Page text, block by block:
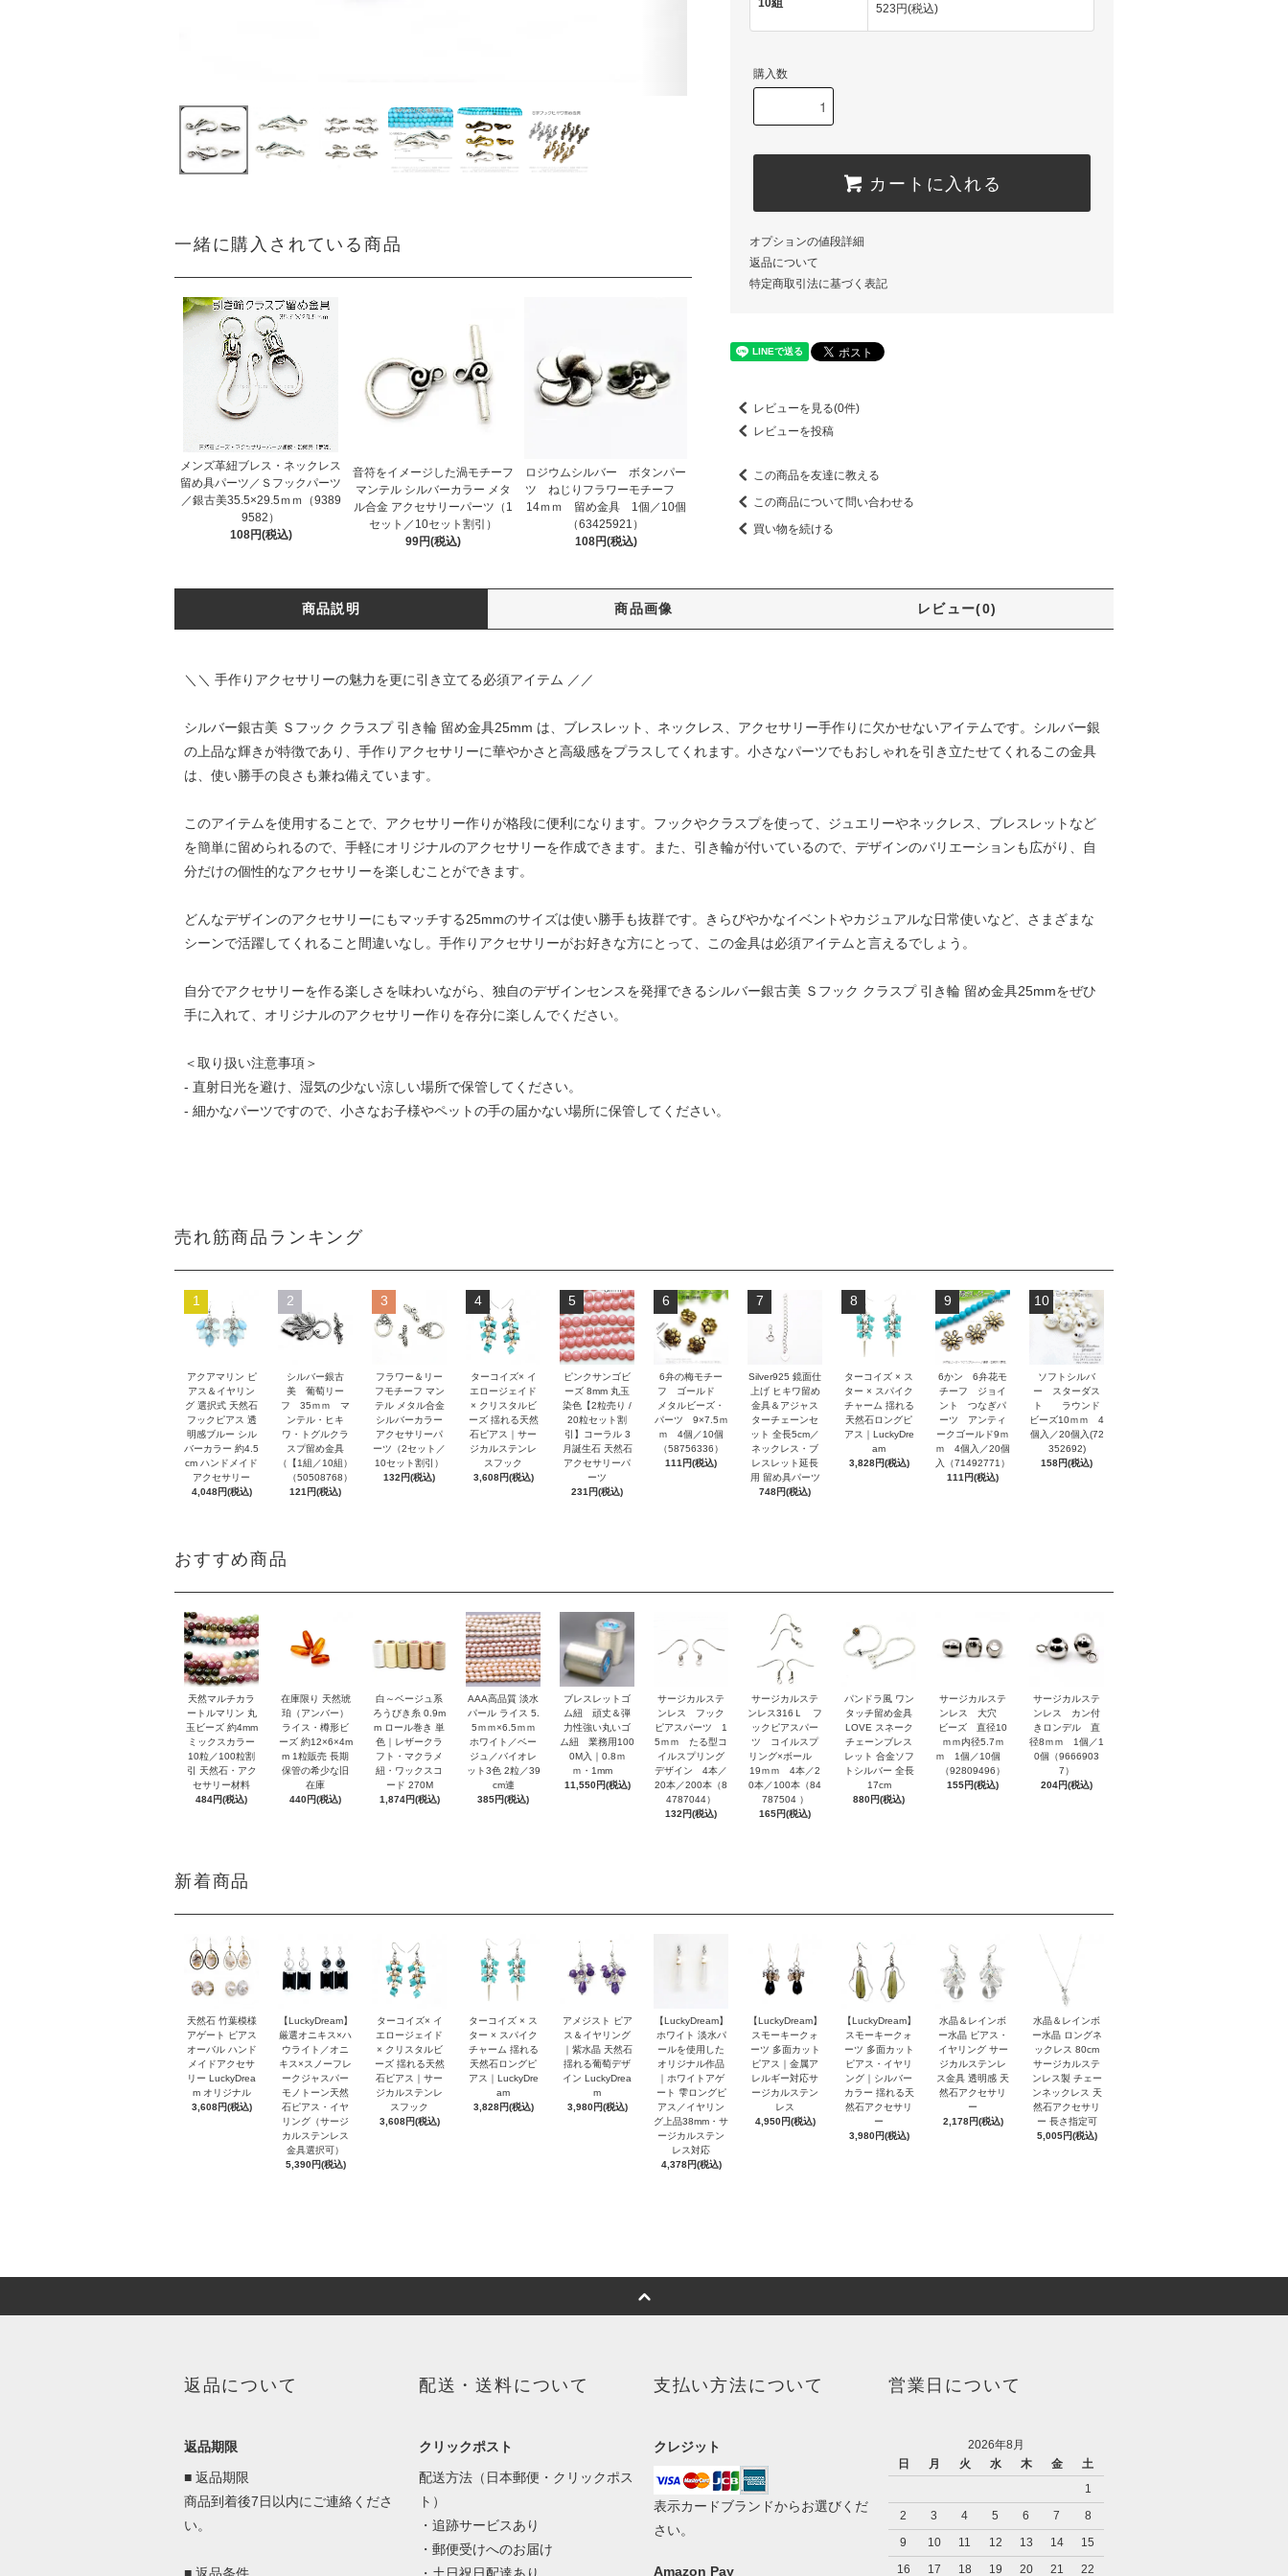
一緒に購入されている商品
メンズ革紐ブレス・ネックレス
留め具パーツ／Ｓフックパーツ
／銀古美35.5×29.5ｍｍ（9389
9582）
108円(税込)
音符をイメージした渦モチーフ
マンテル シルバーカラー メタ
ル合金 アクセサリーパーツ（1
セット／10セット割引）
99円(税込)
ロジウムシルバー ボタンパー
ツ ねじりフラワーモチーフ
14ｍｍ 留め金具 1個／10個
（63425921）
108円(税込)
10組 523円(税込)
購入数
カートに入れる
オプションの値段詳細
返品について
特定商取引法に基づく表記
レビューを見る(0件)
レビューを投稿
この商品を友達に教える
この商品について問い合わせる
買い物を続ける
商品説明 商品画像 レビュー(0)
＼＼ 手作りアクセサリーの魅力を更に引き立てる必須アイテム ／／
シルバー銀古美 Ｓフック クラスプ 引き輪 留め金具25mm は、ブレスレット、ネックレス、アクセサリー手作りに欠かせないアイテムです。シルバー銀
の上品な輝きが特徴であり、手作りアクセサリーに華やかさと高級感をプラスしてくれます。小さなパーツでもおしゃれを引き立たせてくれるこの金具
は、使い勝手の良さも兼ね備えています。
このアイテムを使用することで、アクセサリー作りが格段に便利になります。フックやクラスプを使って、ジュエリーやネックレス、ブレスレットなど
を簡単に留められるので、手軽にオリジナルのアクセサリーを作成できます。また、引き輪が付いているので、デザインのバリエーションも広がり、自
分だけの個性的なアクセサリーを楽しむことができます。
どんなデザインのアクセサリーにもマッチする25mmのサイズは使い勝手も抜群です。きらびやかなイベントやカジュアルな日常使いなど、さまざまな
シーンで活躍してくれること間違いなし。手作りアクセサリーがお好きな方にとって、この金具は必須アイテムと言えるでしょう。
自分でアクセサリーを作る楽しさを味わいながら、独自のデザインセンスを発揮できるシルバー銀古美 Ｓフック クラスプ 引き輪 留め金具25mmをぜひ
手に入れて、オリジナルのアクセサリー作りを存分に楽しんでください。
＜取り扱い注意事項＞
- 直射日光を避け、湿気の少ない涼しい場所で保管してください。
- 細かなパーツですので、小さなお子様やペットの手の届かない場所に保管してください。
売れ筋商品ランキング
1
アクアマリン ピ
アス＆イヤリン
グ 選択式 天然石
フックピアス 透
明感ブルー シル
バーカラー 約4.5
cm ハンドメイド
アクセサリー
4,048円(税込)
2
シルバー銀古
美 葡萄リー
フ 35ｍｍ マ
ンテル・ヒキ
ワ・トグルクラ
スプ留め金具
（【1組／10組）
（50508768）
121円(税込)
3
フラワー＆リー
フモチーフ マン
テル メタル合金
シルバーカラー
アクセサリーパ
ーツ（2セット／
10セット割引）
132円(税込)
4
ターコイズ× イ
エロージェイド
× クリスタルビ
ーズ 揺れる天然
石ピアス｜サー
ジカルステンレ
スフック
3,608円(税込)
5
ピンクサンゴビ
ーズ 8mm 丸玉
染色【2粒売り /
20粒セット割
引】コーラル 3
月誕生石 天然石
アクセサリーパ
ーツ
231円(税込)
6
6弁の梅モチー
フ ゴールド
メタルビーズ・
パーツ 9×7.5ｍ
ｍ 4個／10個
（58756336）
111円(税込)
7
Silver925 鏡面仕
上げ ヒキワ留め
金具＆アジャス
ターチェーンセ
ット 全長5cm／
ネックレス・ブ
レスレット延長
用 留め具パーツ
748円(税込)
8
ターコイズ × ス
ター × スパイク
チャーム 揺れる
天然石ロングピ
アス｜LuckyDre
am
3,828円(税込)
9
6かン 6弁花モ
チーフ ジョイ
ント つなぎパ
ーツ アンティ
ークゴールド9ｍ
ｍ 4個入／20個
入（71492771）
111円(税込)
10
ソフトシルバ
ー スターダス
ト ラウンド
ビーズ10ｍｍ 4
個入／20個入(72
352692)
158円(税込)
おすすめ商品
天然マルチカラ
ートルマリン 丸
玉ビーズ 約4mm
ミックスカラー
10粒／100粒割
引 天然石・アク
セサリー材料
484円(税込)
在庫限り 天然琥
珀（アンバー）
ライス・樽形ビ
ーズ 約12×6×4m
m 1粒販売 長期
保管の希少な旧
在庫
440円(税込)
白～ベージュ系
ろうびき糸 0.9m
m ロール巻き 単
色｜レザークラ
フト・マクラメ
紐・ワックスコ
ード 270M
1,874円(税込)
AAA高品質 淡水
パール ライス 5.
5ｍｍ×6.5ｍｍ
ホワイト／ベー
ジュ／バイオレ
ット3色 2粒／39
cm連
385円(税込)
ブレスレットゴ
ム紐 頑丈＆弾
力性強い丸いゴ
ム紐 業務用100
0M入｜0.8ｍ
ｍ・1mm
11,550円(税込)
サージカルステ
ンレス フック
ピアスパーツ 1
5ｍｍ たる型コ
イルスプリング
デザイン 4本／
20本／200本（8
4787044）
132円(税込)
サージカルステ
ンレス316Ｌ フ
ックピアスパー
ツ コイルスプ
リング×ボール
19ｍｍ 4本／2
0本／100本（84
787504 ）
165円(税込)
パンドラ風 ワン
タッチ留め金具
LOVE スネーク
チェーンブレス
レット 合金ソフ
トシルバー 全長
17cm
880円(税込)
サージカルステ
ンレス 大穴
ビーズ 直径10
ｍｍ内径5.7ｍ
ｍ 1個／10個
（92809496）
155円(税込)
サージカルステ
ンレス カン付
きロンデル 直
径8ｍｍ 1個／1
0個（9666903
7）
204円(税込)
新着商品
天然石 竹葉模様
アゲート ピアス
オーバル ハンド
メイドアクセサ
リー LuckyDrea
m オリジナル
3,608円(税込)
【LuckyDream】
厳選オニキス×ハ
ウライト／オニ
キス×スノーフレ
ークジャスパー
モノトーン天然
石ピアス・イヤ
リング（サージ
カルステンレス
金具選択可）
5,390円(税込)
ターコイズ× イ
エロージェイド
× クリスタルビ
ーズ 揺れる天然
石ピアス｜サー
ジカルステンレ
スフック
3,608円(税込)
ターコイズ × ス
ター × スパイク
チャーム 揺れる
天然石ロングピ
アス｜LuckyDre
am
3,828円(税込)
アメジスト ピア
ス＆イヤリング
｜紫水晶 天然石
揺れる葡萄デザ
イン LuckyDrea
m
3,980円(税込)
【LuckyDream】
ホワイト 淡水パ
ールを使用した
オリジナル作品
｜ホワイトアゲ
ート 雫ロングピ
アス／イヤリン
グ上品38mm・サ
ージカルステン
レス対応
4,378円(税込)
【LuckyDream】
スモーキークォ
ーツ 多面カット
ピアス｜金属ア
レルギー対応サ
ージカルステン
レス
4,950円(税込)
【LuckyDream】
スモーキークォ
ーツ 多面カット
ピアス・イヤリ
ング｜シルバー
カラー 揺れる天
然石アクセサリ
ー
3,980円(税込)
水晶＆レインボ
ー水晶 ピアス・
イヤリング サー
ジカルステンレ
ス金具 透明感 天
然石アクセサリ
ー
2,178円(税込)
水晶＆レインボ
ー水晶 ロングネ
ックレス 80cm
サージカルステ
ンレス製 チェー
ンネックレス 天
然石アクセサリ
ー 長さ指定可
5,005円(税込)
返品について
返品期限
■ 返品期限
商品到着後7日以内にご連絡くださ
い。
■ 返品条件
配送・送料について
クリックポスト
配送方法（日本郵便・クリックポス
ト）
・追跡サービスあり
・郵便受けへのお届け
・土日祝日配達あり
支払い方法について
クレジット
表示カードブランドからお選びくだ
さい。
Amazon Pay
営業日について
2026年8月
日
月 火 水 木 金
土
1
2
3 4 5 6 7
8
9
10 11 12 13 14
15
16
17 18 19 20 21 22